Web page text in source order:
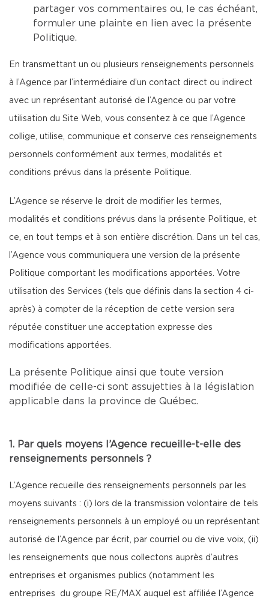
partager vos commentaires ou, le cas échéant,
formuler une plainte en lien avec la présente
Politique.
En transmettant un ou plusieurs renseignements personnels
à l’Agence par l’intermédiaire d’un contact direct ou indirect
avec un représentant autorisé de l’Agence ou par votre
utilisation du Site Web, vous consentez à ce que l’Agence
collige, utilise, communique et conserve ces renseignements
personnels conformément aux termes, modalités et
conditions prévus dans la présente Politique.
L’Agence se réserve le droit de modifier les termes,
modalités et conditions prévus dans la présente Politique, et
ce, en tout temps et à son entière discrétion. Dans un tel cas,
l’Agence vous communiquera une version de la présente
Politique comportant les modifications apportées. Votre
utilisation des Services (tels que définis dans la section 4 ci-
après) à compter de la réception de cette version sera
réputée constituer une acceptation expresse des
modifications apportées.
La présente Politique ainsi que toute version
modifiée de celle-ci sont assujetties à la législation
applicable dans la province de Québec.
1. Par quels moyens l’Agence recueille-t-elle des
renseignements personnels ?
L’Agence recueille des renseignements personnels par les
moyens suivants : (i) lors de la transmission volontaire de tels
renseignements personnels à un employé ou un représentant
autorisé de l’Agence par écrit, par courriel ou de vive voix, (ii)
les renseignements que nous collectons auprès d’autres
entreprises et organismes publics (notamment les
entreprises du groupe RE/MAX auquel est affiliée l’Agence